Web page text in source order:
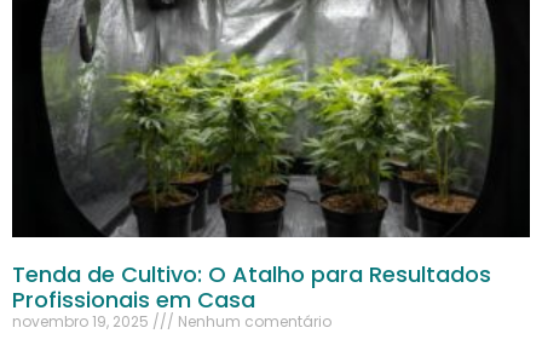
Tenda de Cultivo: O Atalho para Resultados
Profissionais em Casa
novembro 19, 2025 Nenhum comentário